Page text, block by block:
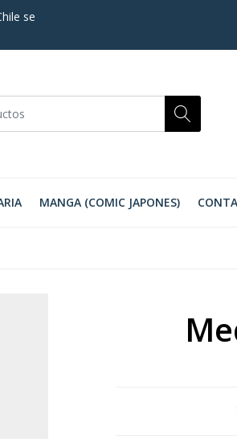
se
MANGA (COMIC JAPONES)